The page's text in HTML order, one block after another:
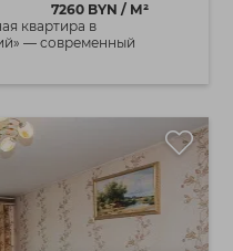
7260 BYN / М²
квартира в
— современный